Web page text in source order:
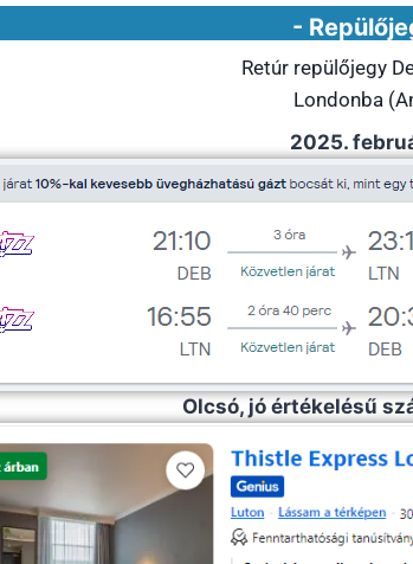
-
Retúr repülőjegy
Londonba
2025.
Olcsó, jó értékelésű